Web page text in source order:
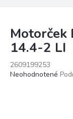
Motorček
14.4-2 LI
2609199253
Priemerné
Neohodnotené